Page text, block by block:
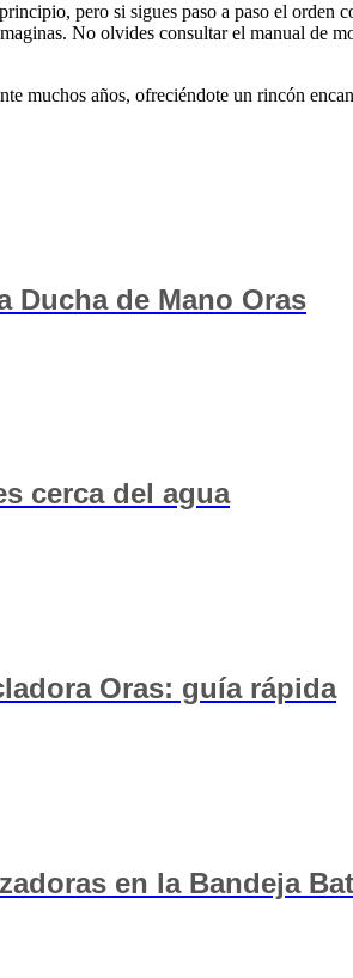
pero si sigues paso a paso el
No olvides consultar el manual de
muchos años, ofreciéndote un rincón
Ducha de Mano Oras
cerca del agua
Oras: guía rápida
en la Bandeja